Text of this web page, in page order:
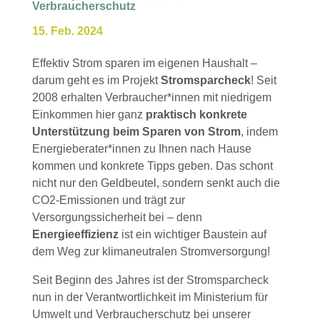
Verbraucherschutz
15. Feb. 2024
Effektiv Strom sparen im eigenen Haushalt –
darum geht es im ProjektStromsparcheck! Seit
2008 erhalten Verbraucher*innen mit niedrigem
Einkommen hier ganz praktisch konkrete
Unterstützung beim Sparen von Strom, indem
Energieberater*innen zu Ihnen nach Hause
kommen und konkrete Tipps geben. Das schont
nicht nur den Geldbeutel, sondern senkt auch die
CO2-Emissionen und trägt zur
Versorgungssicherheit bei – denn
Energieeffizienz ist ein wichtiger Baustein auf
dem Weg zur klimaneutralen Stromversorgung!
Seit Beginn des Jahres ist der Stromsparcheck
nun in der Verantwortlichkeit im Ministerium für
Umwelt und Verbraucherschutz bei unserer